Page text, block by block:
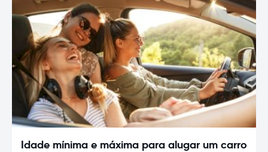
Idade mínima e máxima para alugar um carro